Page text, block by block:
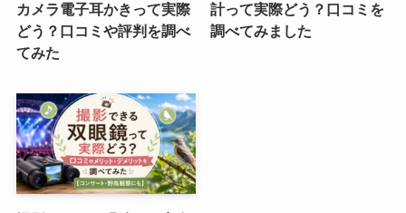
カメラ電子耳かきって実際
どう？口コミや評判を調べ
てみた
計って実際どう？口コミを
調べてみました